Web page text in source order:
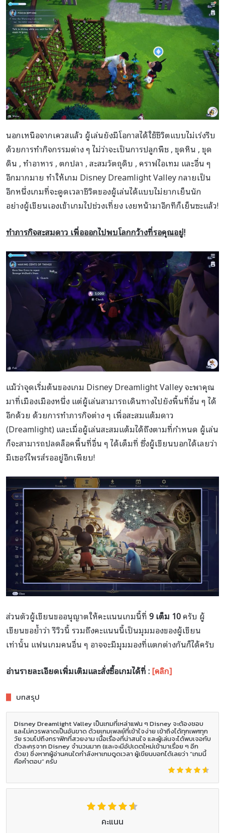
นอกเหนือจากเควสแล้ว ผู้เล่นยังมีโอกาสได้ใช้ชีวิตแบบไม่เร่งรีบ
ด้วยการทำกิจกรรมต่าง ๆ ไม่ว่าจะเป็นการปลูกพืช , ขุดหิน , ขุด
ดิน , ทำอาหาร , ตกปลา , สะสมวัตถุดิบ , คราฟไอเทม และอื่น ๆ
อีกมากมาย ทำให้เกม Disney Dreamlight Valley กลายเป็น
อีกหนึ่งเกมที่จะดูดเวลาชีวิตของผู้เล่นได้แบบไม่ยากเย็นนัก
อย่างผู้เขียนเองเข้าเกมไปช่วงเที่ยง เงยหน้ามาอีกทีก็เย็นซะแล้ว!
ทำภารกิจสะสมดาว เพื่อออกไปพบโลกกว้างที่รอคุณอยู่!
แม้ว่าจุดเริ่มต้นของเกม Disney Dreamlight Valley จะพาคุณ
มาที่เมืองเมืองหนึ่ง แต่ผู้เล่นสามารถเดินทางไปยังพื้นที่อื่น ๆ ได้
อีกด้วย ด้วยการทำภารกิจต่าง ๆ เพื่อสะสมแต้มดาว
(Dreamlight) และเมื่อผู้เล่นสะสมแต้มได้ถึงตามที่กำหนด ผู้เล่น
ก็จะสามารถปลดล็อคพื้นที่อื่น ๆ ได้เต็มที่ ซึ่งผู้เขียนบอกได้เลยว่า
มีเซอร์ไพรส์รออยู่อีกเพียบ!
ส่วนตัวผู้เขียนขออนุญาตให้คะแนนเกมนี้ที่9 เต็ม 10ครับ ผู้
เขียนขอย้ำว่า รีวิวนี้ รวมถึงคะแนนนี้เป็นมุมมองของผู้เขียน
เท่านั้น แฟนเกมคนอื่น ๆ อาจจะมีมุมมองที่แตกต่างกันก็ได้ครับ
อ่านรายละเอียดเพิ่มเติมและสั่งซื้อเกมได้ที่ :[คลิก]
บทสรุป
Disney Dreamlight Valley เป็นเกมที่เหล่าแฟน ๆ Disney จะต้องชอบ
และไม่ควรพลาดเป็นอันขาด ด้วยเกมเพลย์ที่เข้าใจง่าย เข้าถึงได้ทุกเพศทุก
วัย รวมไปถึงกราฟิกที่สวยงาม เนื้อเรื่องที่น่าสนใจ และผู้เล่นจะได้พบเจอกับ
ตัวละครจาก Disney จำนวนมาก (และจะมีอัปเดตใหม่เข้ามาเรื่อย ๆ อีก
ด้วย) ซึ่งหากผู้อ่านคนใดกำลังหาเกมดูดเวลา ผู้เขียนบอกได้เลยว่า “เกมนี้
คือคำตอบ” ครับ
คะแนน